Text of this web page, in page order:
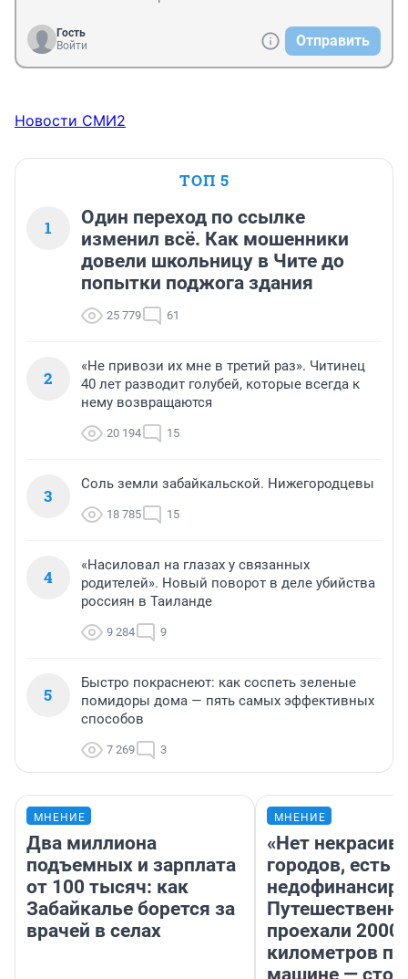
Гость
Войти
Отправить
Новости СМИ2
ТОП 5
1
Один переход по ссылке
изменил всё. Как мошенники
довели школьницу в Чите до
попытки поджога здания
25 779 61
2
«Не привози их мне в третий раз». Читинец
40 лет разводит голубей, которые всегда к
нему возвращаются
20 194 15
3
Соль земли забайкальской. Нижегородцевы
18 785 15
4
«Насиловал на глазах у связанных
родителей». Новый поворот в деле убийства
россиян в Таиланде
9 284 9
5
Быстро покраснеют: как соспеть зеленые
помидоры дома — пять самых эффективных
способов
7 269 3
МНЕНИЕ
Два миллиона
подъемных и зарплата
от 100 тысяч: как
Забайкалье борется за
врачей в селах
МНЕНИЕ
«Нет
городов, есть
проехали 2000
километров по
машине —